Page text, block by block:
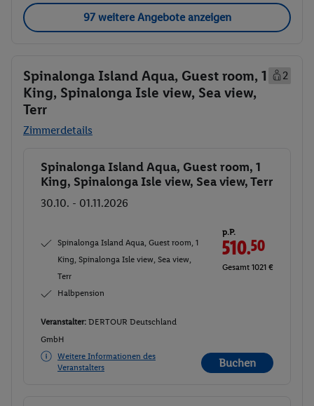
97 weitere Angebote anzeigen
Spinalonga Island Aqua, Guest room, 1
King, Spinalonga Isle view, Sea view,
Terr
2
Zimmerdetails
Buchen
Spinalonga Island Aqua, Guest room, 1
King, Spinalonga Isle view, Sea view, Terr
30.10. - 01.11.2026
Spinalonga Island Aqua, Guest room, 1
King, Spinalonga Isle view, Sea view,
Terr
Halbpension
p.P.
510.50
Gesamt 1021 €
Veranstalter: DERTOUR Deutschland
GmbH
Weitere Informationen des
Veranstalters
Buchen